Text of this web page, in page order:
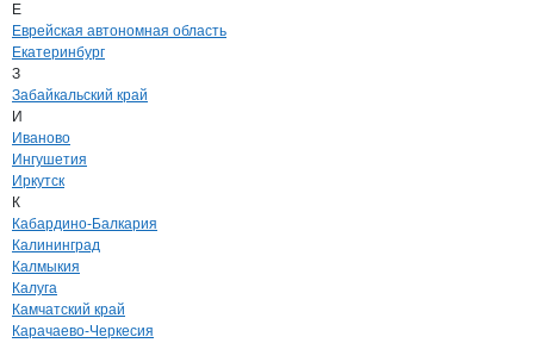
Е
Еврейская автономная область
Екатеринбург
З
Забайкальский край
И
Иваново
Ингушетия
Иркутск
К
Кабардино-Балкария
Калининград
Калмыкия
Калуга
Камчатский край
Карачаево-Черкесия